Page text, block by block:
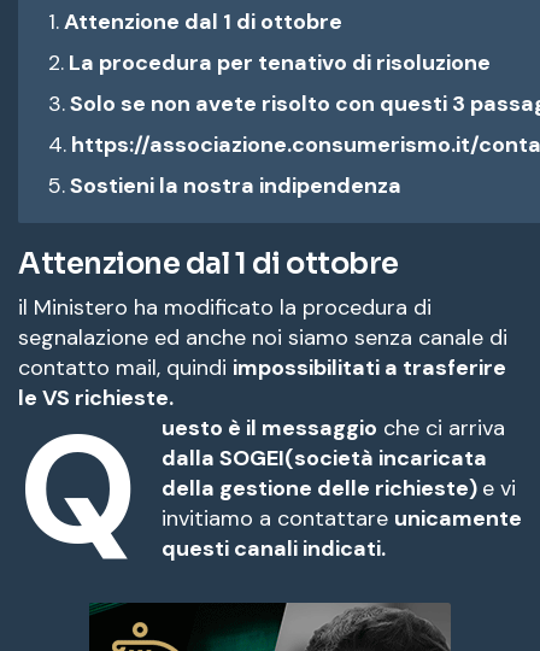
fuente.
Attenzione dal 1 di ottobre
La procedura per tenativo di risoluzione
Solo se non avete risolto con questi 3
https://associazione.consumerismo.it/
Sostieni la nostra indipendenza
Attenzione dal1 di ottobre
il Ministero ha modificato la procedura di
segnalazione ed anche noi siamo senza canale di
contatto mail, quindi impossibilitati a trasferire
le VS richieste.
Q uesto è il messaggio che ci arriva
dalla SOGEI(società incaricata
della gestione delle richieste) e vi
invitiamo a contattare unicamente
questi canali indicati.